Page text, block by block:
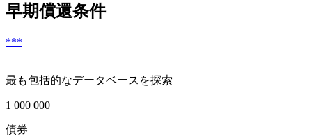
早期償還条件
***
最も包括的なデータベースを探索
1 000 000
債券